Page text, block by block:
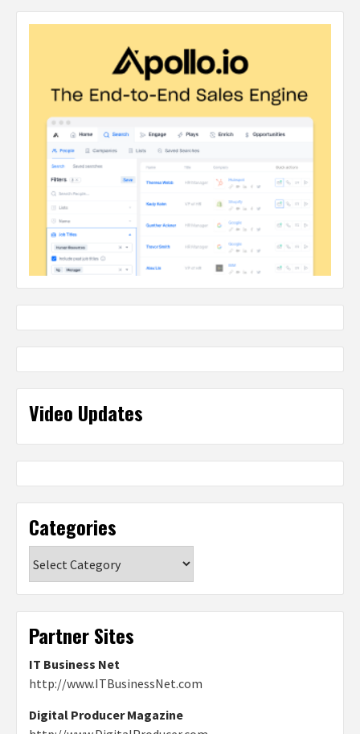
Video Updates
Categories
Partner Sites
IT Business Net
http://www.ITBusinessNet.com
Digital Producer Magazine